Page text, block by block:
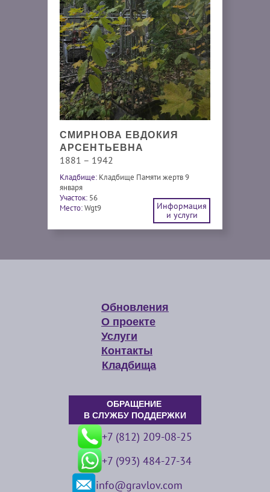
СМИРНОВА ЕВДОКИЯ
АРСЕНТЬЕВНА
1881 – 1942
Кладбище: Кладбище Памяти жертв 9
января
Участок: 56
Место:Wgt9
Информация
и услуги
Обновления
О проекте
Услуги
Контакты
Кладбища
ОБРАЩЕНИЕ
В СЛУЖБУ ПОДДЕРЖКИ
+7 (812) 209-08-25
+7 (993) 484-27-34
info@gravlov.com